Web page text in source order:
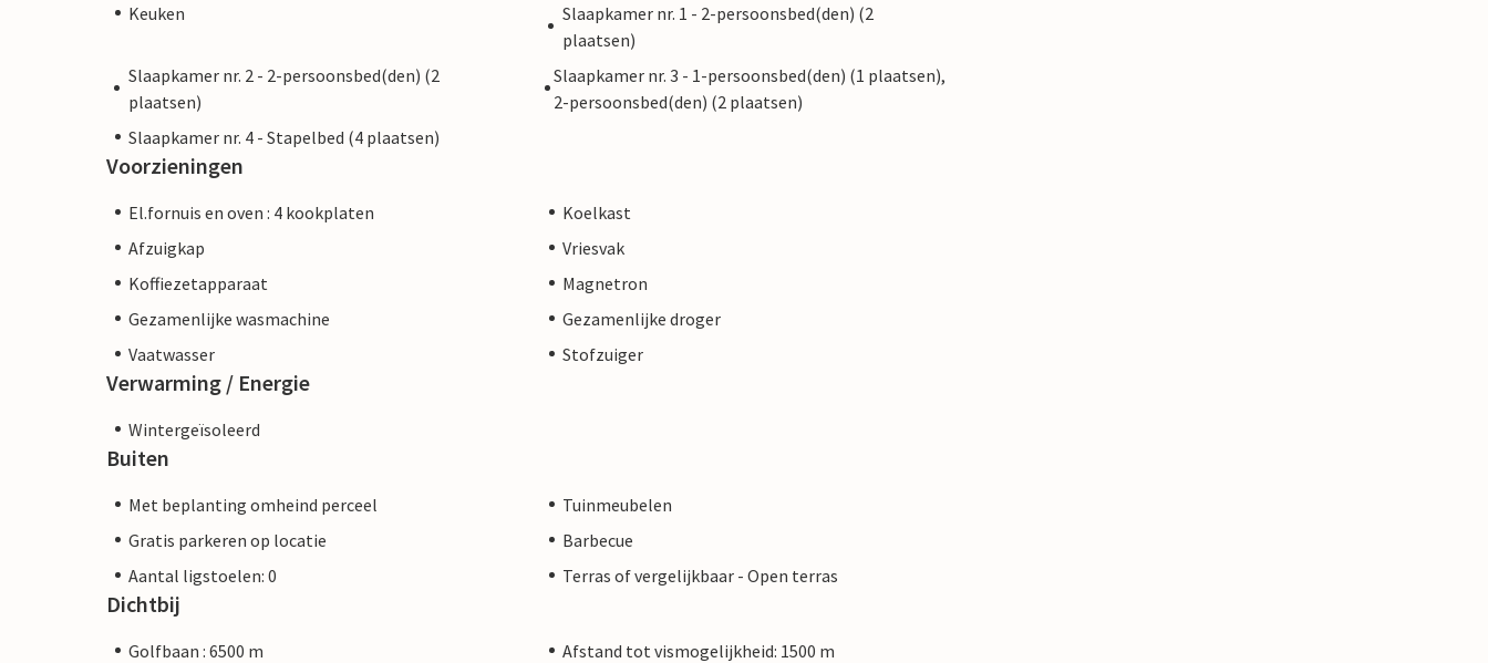
Keuken
Slaapkamer nr. 1 - 2-persoonsbed(den) (2
plaatsen)
Slaapkamer nr. 2 - 2-persoonsbed(den) (2
plaatsen)
Slaapkamer nr. 3 - 1-persoonsbed(den) (1 plaatsen),
2-persoonsbed(den) (2 plaatsen)
Slaapkamer nr. 4 - Stapelbed (4 plaatsen)
Voorzieningen
El.fornuis en oven : 4 kookplaten
Koelkast
Afzuigkap
Vriesvak
Koffiezetapparaat
Magnetron
Gezamenlijke wasmachine
Gezamenlijke droger
Vaatwasser
Stofzuiger
Verwarming / Energie
Wintergeïsoleerd
Buiten
Met beplanting omheind perceel
Tuinmeubelen
Gratis parkeren op locatie
Barbecue
Aantal ligstoelen: 0
Terras of vergelijkbaar - Open terras
Dichtbij
Golfbaan : 6500 m
Afstand tot vismogelijkheid: 1500 m